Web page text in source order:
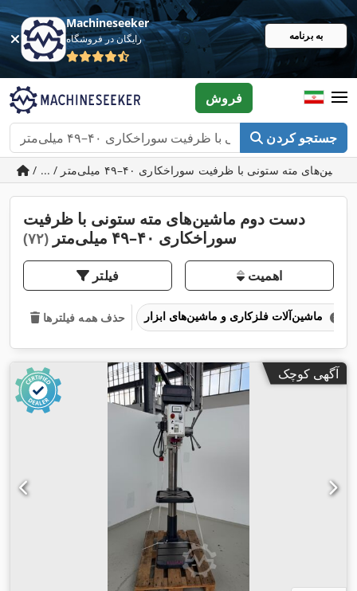
Machineseeker
رایگان در فروشگاه به برنامه
جستجو کردن
فروش
دست دوم ماشین‌های مته ستونی با ظرفیت
سوراخکاری ۴۰–۴۹ میلی‌متر
(۷۲)
فیلتر اهمیت
حذف همه فیلترها
آگهی کوچک